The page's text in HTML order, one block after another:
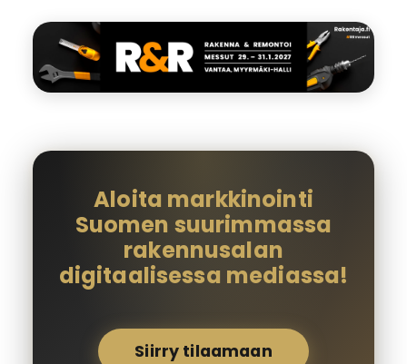
Aloita markkinointi
Suomen suurimmassa
rakennusalan
digitaalisessa mediassa!
Siirry tilaamaan